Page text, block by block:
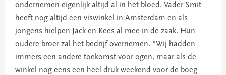
ondernemen eigenlijk altijd al in het bloed. Vader Smit
heeft nog altijd een viswinkel in Amsterdam en als
jongens hielpen Jack en Kees al mee in de zaak. Hun
oudere broer zal het bedrijf overnemen. “Wij hadden
immers een andere toekomst voor ogen, maar als de
winkel nog eens een heel druk weekend voor de boeg